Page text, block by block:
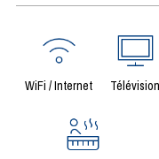
WiFi / Internet Télévision